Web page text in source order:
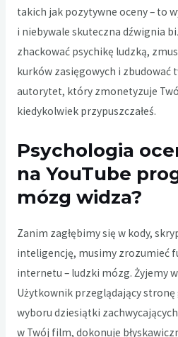
takich jak pozytywne oceny – to
i niebywale skuteczna dźwignia
zhackować psychikę ludzką,
kurków zasięgowych i zbudować
autorytet, który zmonetyzuje
kiedykolwiek przypuszczałeś.
Psychologia
na YouTube
mózg widza?
Zanim zagłębimy się w kody,
inteligencję, musimy zrozumieć
internetu – ludzki mózg. Żyjemy
Użytkownik przeglądający
wyboru dziesiątki
w Twój film, dokonuje